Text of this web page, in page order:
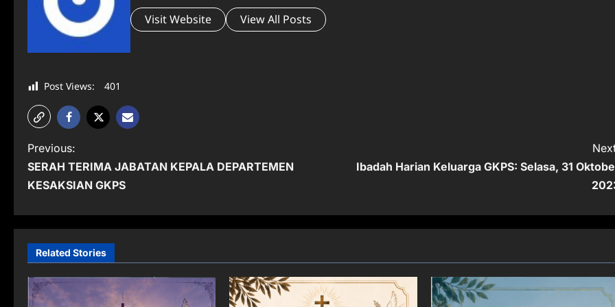
Visit Website View All Posts
Post Views: 401
P
o
t
n
a
v
Previous:
SERAH TERIMA JABATAN KEPALA DEPARTEMEN
KESAKSIAN GKPS
Ibadah Harian Keluarga GKPS: Selasa, 31
Related Stories